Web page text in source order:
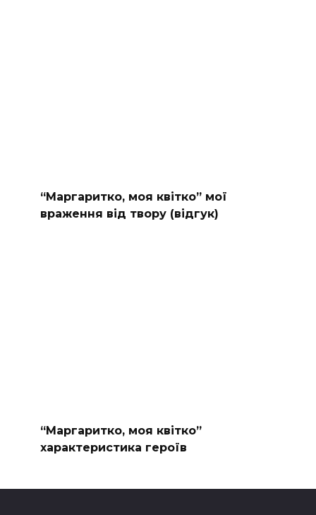
“Маргаритко, моя квітко” мої
враження від твору (відгук)
“Маргаритко, моя квітко”
характеристика героїв